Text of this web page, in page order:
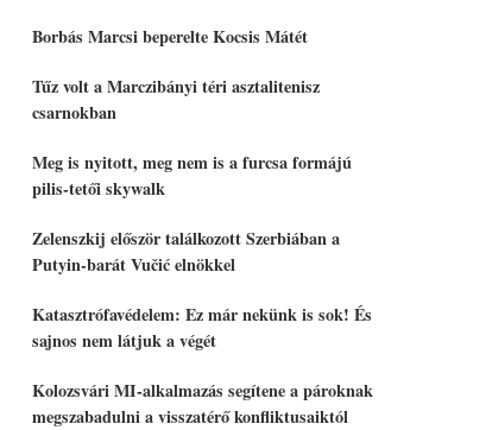
Borbás Marcsi beperelte Kocsis Mátét
Tűz volt a Marczibányi téri asztalitenisz
csarnokban
Meg is nyitott, meg nem is a furcsa formájú
pilis-tetői skywalk
Zelenszkij először találkozott Szerbiában a
Putyin-barát Vučić elnökkel
Katasztrófavédelem: Ez már nekünk is sok! És
sajnos nem látjuk a végét
Kolozsvári MI-alkalmazás segítene a pároknak
megszabadulni a visszatérő konfliktusaiktól